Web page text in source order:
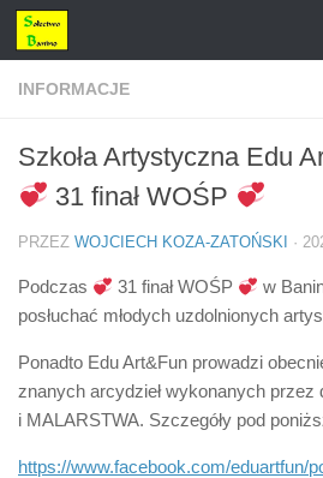
Przejdź do treści
INFORMACJE
Szkoła Artystyczna Edu
31 finał WOŚP
PRZEZ WOJCIECH KOZA-ZATOŃSKI ·
Podczas 31 finał WOŚP
w
posłuchać młodych uzdolnionych
Ponadto Edu Art&Fun prowadzi
znanych arcydzieł wykonanych
i MALARSTWA. Szczegóły pod
https://www.facebook.com/eduartfun/